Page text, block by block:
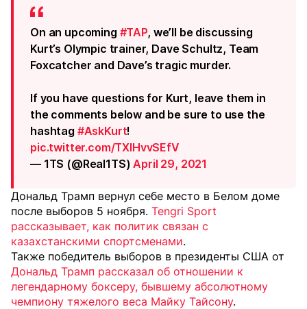
On an upcoming #TAP, we’ll be discussing
Kurt’s Olympic trainer, Dave Schultz, Team
Foxcatcher and Dave’s tragic murder.
If you have questions for Kurt, leave them in
the comments below and be sure to use the
hashtag #AskKurt!
pic.twitter.com/TXlHvvSEfV
— 1TS (@Real1TS)April 29, 2021
Дональд Трамп вернул себе место в Белом доме
после выборов 5 ноября. Tengri Sport
рассказывает, как политик связан с
казахстанскими спортсменами.
Также победитель выборов в президенты США от
Дональд Трамп рассказал об отношении к
легендарному боксеру, бывшему абсолютному
чемпиону тяжелого веса Майку Тайсону.